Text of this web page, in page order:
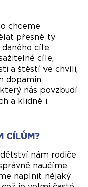
chceme
přesně ty
cíle.
cíle,
a štěstí ve chvíli,
dopamin,
nás povzbudí
a klidně i
CÍLŮM?
nám rodiče
naučíme,
naplnit nějaký